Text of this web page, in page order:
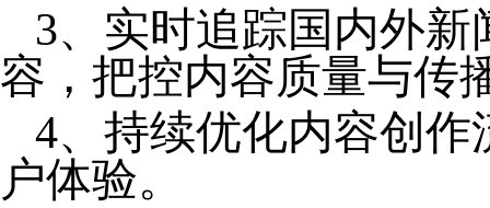
3、实时追踪国内外
容，把控内容质量与传
4、持续优化内容创
户体验。